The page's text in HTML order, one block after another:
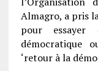
Almagro, a pris
pour
démocratique
‘retour à la